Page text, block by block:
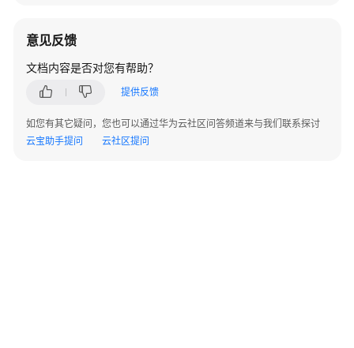
性
支
柱
基
意见反馈
文档内容是否对您有帮助？
提供反馈
如您有其它疑问，您也可以通过华为云社区问答频道来与我们联系探讨
云宝助手提问
云社区提问